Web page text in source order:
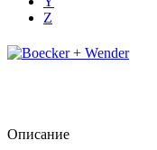
Z
Описание